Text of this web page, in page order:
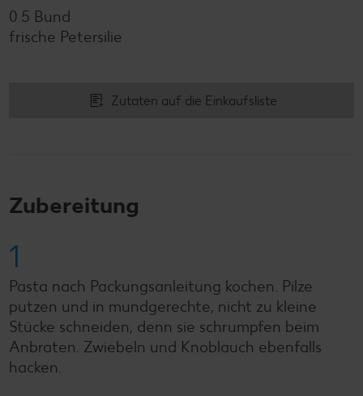
0.5 Bund
frische Petersilie
Zutaten auf die Einkaufsliste
Zubereitung
1
Pasta nach Packungsanleitung kochen. Pilze
putzen und in mundgerechte, nicht zu kleine
Stücke schneiden, denn sie schrumpfen beim
Anbraten. Zwiebeln und Knoblauch ebenfalls
hacken.